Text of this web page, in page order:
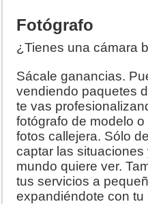
Fotógrafo
¿Tienes una cámara
Sácale ganancias.
vendiendo paquetes
te vas
fotógrafo de modelo
fotos callejera. Sólo
captar las situaciones
mundo quiere ver.
tus servicios a
expandiéndote con tu